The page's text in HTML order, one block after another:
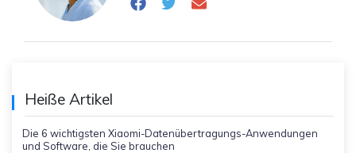
Heiße Artikel
Die 6 wichtigsten Xiaomi-Datenübertragungs-Anwendungen
und Software, die Sie brauchen